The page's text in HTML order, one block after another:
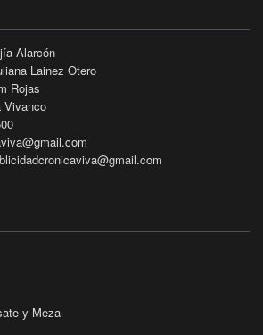
Alarcón
Lainez Otero
Rojas
Vivanco
y Meza